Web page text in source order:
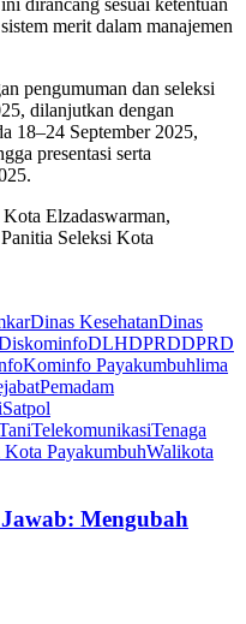
merit dalam manajemen
pengumuman dan seleksi
dilanjutkan dengan
18–24 September 2025,
presentasi serta
Elzadaswarman,
Seleksi Kota
Dinas KesehatanDinas
DLHDPRDDPRD
Kominfo Payakumbuhlima
Pemadam
Satpol
TelekomunikasiTenaga
PayakumbuhWalikota
Mengubah